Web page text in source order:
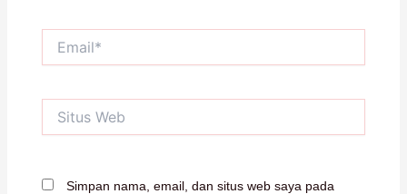
Web
Simpan nama, email, dan situs web saya pada